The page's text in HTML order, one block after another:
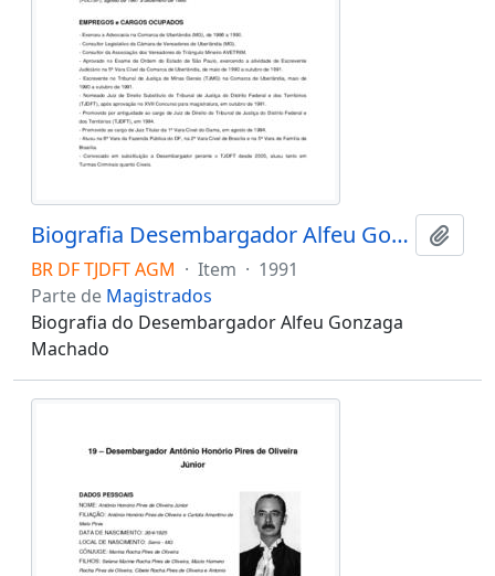
Biografia Desembargador Alfeu Gonzaga Machado
BR DF TJDFT AGM · Item · 1991
Parte de Magistrados
Biografia do Desembargador Alfeu Gonzaga
Machado